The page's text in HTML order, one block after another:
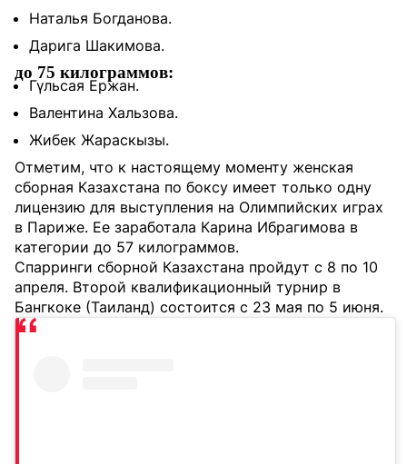
Наталья Богданова.
Дарига Шакимова.
до 75 килограммов:
Гүльсая Ержан.
Валентина Хальзова.
Жибек Жараскызы.
Отметим, что к настоящему моменту женская
сборная Казахстана по боксу имеет только одну
лицензию для выступления на Олимпийских играх
в Париже. Ее заработала Карина Ибрагимова в
категории до 57 килограммов.
Спарринги сборной Казахстана пройдут с 8 по 10
апреля. Второй квалификационный турнир в
Бангкоке (Таиланд) состоится с 23 мая по 5 июня.